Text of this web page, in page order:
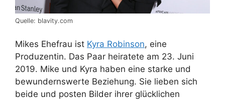
Quelle: blavity.com
Mikes Ehefrau ist Kyra Robinson, eine
Produzentin. Das Paar heiratete am 23. Juni
2019. Mike und Kyra haben eine starke und
bewundernswerte Beziehung. Sie lieben sich
beide und posten Bilder ihrer glücklichen